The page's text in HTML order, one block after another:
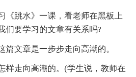
跳水》一课，看老师在黑板上
们要学习的文章有关系吗?
文章是一步步走向高潮的。
走向高潮的。(学生说，教师在